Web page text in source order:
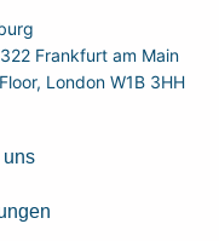
Frankfurt am Main
London W1B 3HH
uns